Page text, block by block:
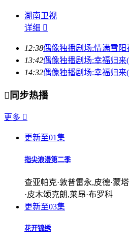
湖南卫视
详细 
12:38偶像独播剧场:情满雪阳
13:42偶像独播剧场:幸福归来
14:32偶像独播剧场:幸福归来
同步热播
更多 
更新至01集
指尖浪漫第二季
查亚帕克·敦普雷永,皮德·蒙
·皮木颂克朗,莱昂·布罗科
更新至03集
花开锦绣